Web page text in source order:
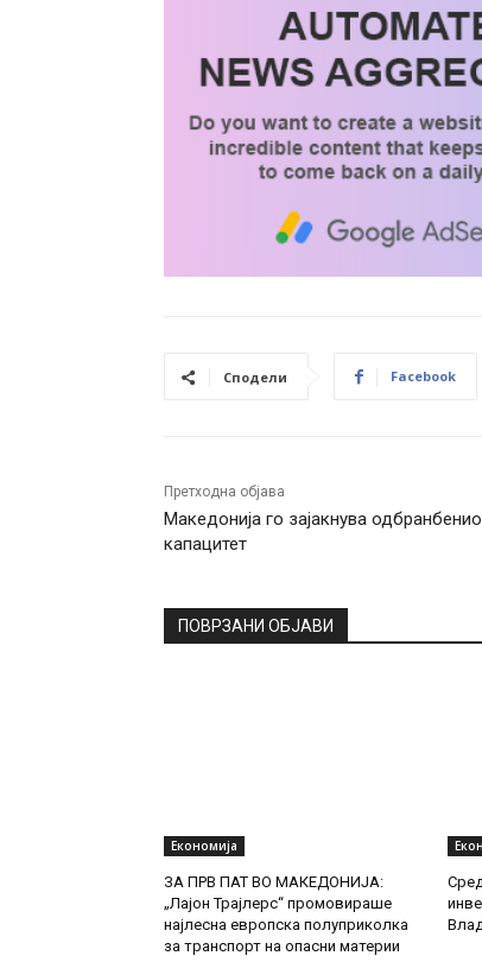
Сподели Facebook
Претходна објава
Македонија го зајакнува
капацитет
ПОВРЗАНИ ОБЈАВИ
Економија
ЗА ПРВ ПАТ ВО МАКЕДОНИЈА:
„Лајон Трајлерс“ промовираше
најлесна европска полуприколка
за транспорт на опасни материи